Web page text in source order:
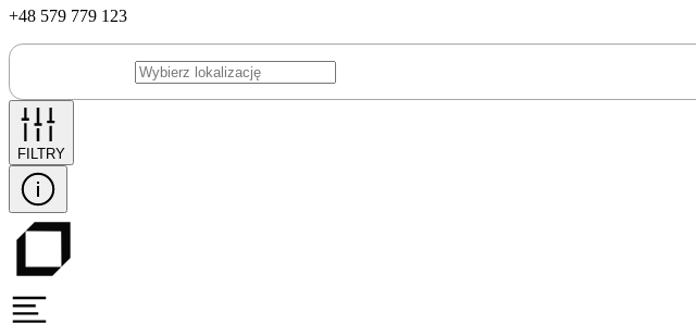
+48 579 779 123
FILTRY